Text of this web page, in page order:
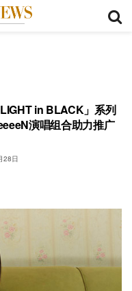
in BLACK」系列
演唱组合助力推广
28日